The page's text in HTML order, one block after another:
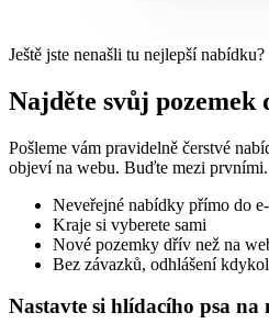
Ještě jste nenašli tu nejlepší nabídku?
Najděte svůj pozemek
Pošleme vám pravidelně čerstvé
objeví na webu. Buďte mezi prvními.
Neveřejné nabídky přímo do
Kraje si vyberete sami
Nové pozemky dřív než na
Bez závazků, odhlášení
Nastavte si hlídacího psa na